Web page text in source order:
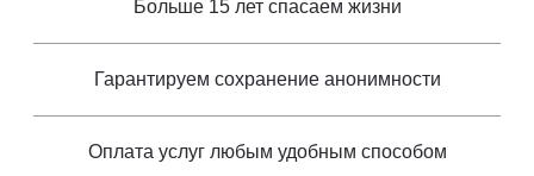
Больше 15 лет спасаем жизни
Гарантируем сохранение анонимности
Оплата услуг любым удобным способом